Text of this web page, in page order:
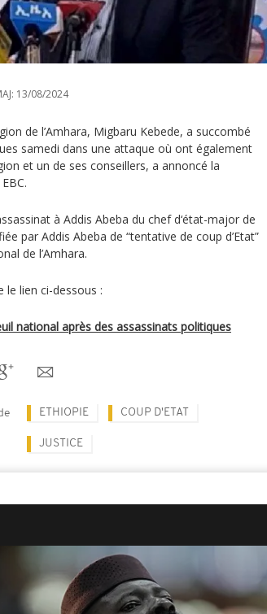
13/08/2024
de l’Amhara, Migbaru Kebede, a succombé
samedi dans une attaque où ont également
et un de ses conseillers, a annoncé la
à Addis Abeba du chef d‘état-major de
par Addis Abeba de “tentative de coup d’Etat”
de l’Amhara.
le lien ci-dessous :
national après des assassinats politiques
ETHIOPIE COUP D'ETAT
JUSTICE